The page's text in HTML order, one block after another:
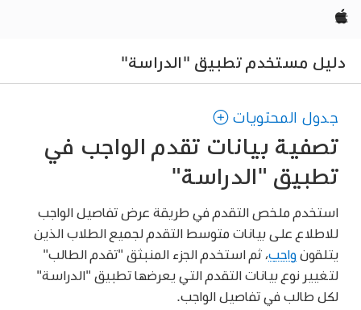
Apple‏
دليل مستخدم تطبيق "الدراسة"
جدول المحتويات
تصفية بيانات تقدم الواجب في
تطبيق "الدراسة"
استخدم ملخص التقدم في طريقة عرض تفاصيل الواجب
للاطلاع على بيانات متوسط التقدم لجميع الطلاب الذين
يتلقون واجب، ثم استخدم الجزء المنبثق "تقدم الطالب"
لتغيير نوع بيانات التقدم التي يعرضها تطبيق "الدراسة"
لكل طالب في تفاصيل الواجب.